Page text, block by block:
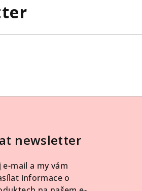
newsletter
e-mail a my vám
informace o